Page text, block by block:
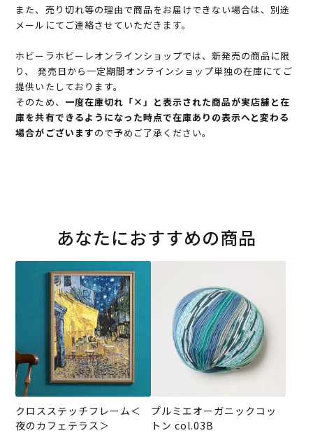
また、売り切れ等の理由で商品をお届けできない場合は、別途
メールにてご連絡させていただきます。
ホビーラホビーレオンラインショップでは、新発売の商品に限
り、 発売日から一定期間オンラインショップ単独の在庫にてご
提供いたしております。
そのため、 一度在庫切れ「×」と表示された商品が実店舗と在
庫を共有できるようになった時点で在庫ありの表示へと変わる
場合がございますので予めご了承ください。
あなたにおすすめの商品
クロスステッチフレーム＜
夜のカフェテラス＞
プルミエオーガニックコッ
トン col.03B